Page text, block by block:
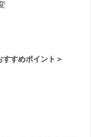
すめポイント＞